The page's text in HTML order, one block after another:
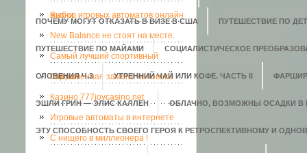
ПОЧЕМУ МОГУТ ОТКАЗАТЬ В ВИЗЕ В США ПУТЕШЕСТВИЕ ПО
ПУТЕШЕСТВИЕ ПО МАЙАМИ СОЦИАЛИСТИЧЕСКОЕ
СЛОВЕНИЯ Ч.3 УТРЕННИЙ ЧАЙ ИЛИ КОФЕ. ЧАСТЬ II
ЭШЛИ ГРИН — ЭЛИС КАЛЛЕН ОБЛАЧНО, ВОЗМОЖНЫ ОСАДКИ В
ЭТУ СПОСОБНОСТЬ СВОЕГО ГЕРОЯ К РЕТРОСПЕКТИВНОМУ И
жизни
Выбор игровых автоматов онлайн
New Balance не стоят на месте.
Самый лучший спортивный
портал
Современная замена человека
Казино 777joycasino.net
Игровые автоматы в интернете
C нищего в миллионера !